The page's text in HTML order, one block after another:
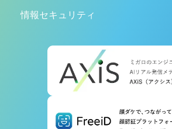
情報セキュリティ